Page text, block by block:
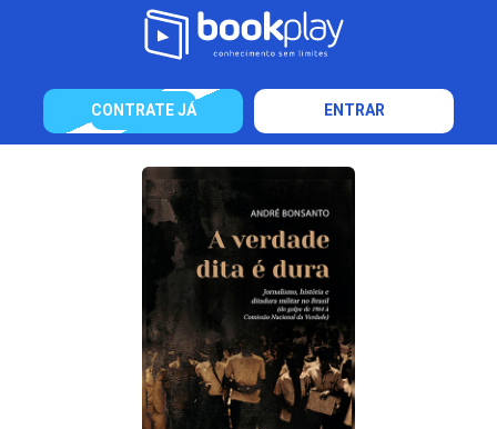
CONTRATE JÁ ENTRAR